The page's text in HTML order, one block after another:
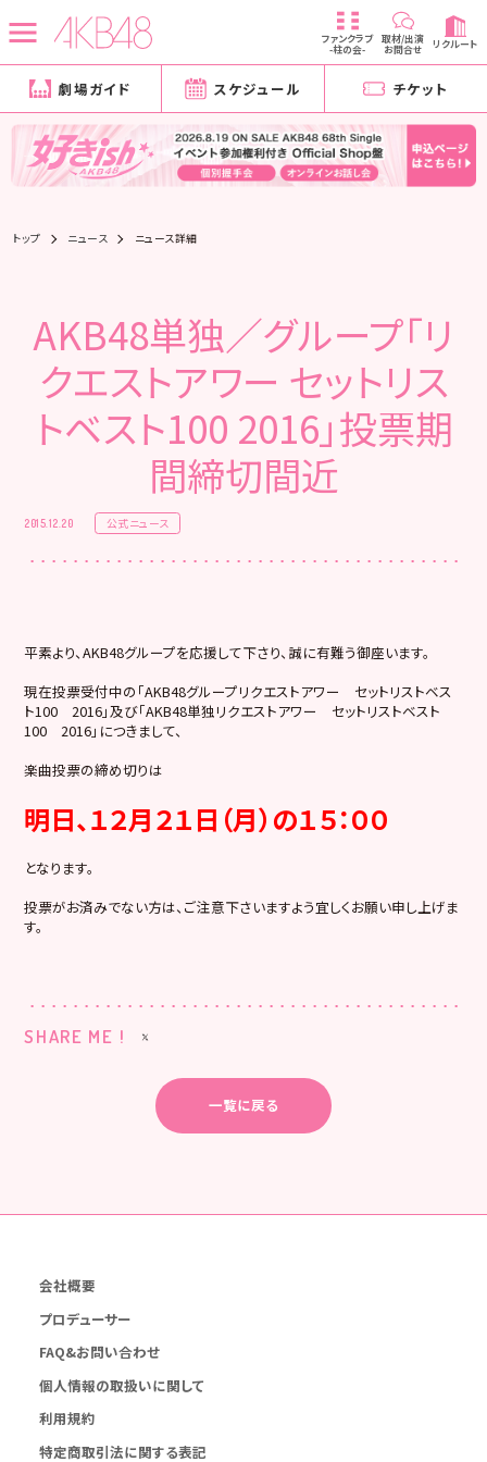
ファンクラブ
-柱の会-
取材/出演
お問合せ リクルート
劇場ガイド スケジュール チケット
トップ ニュース ニュース詳細
AKB48単独／グループ「リ
クエストアワー セットリス
トベスト100 2016」投票期
間締切間近
2015.12.20 公式ニュース
平素より、AKB48グループを応援して下さり、誠に有難う御座います。
現在投票受付中の「AKB48グループリクエストアワー セットリストベス
ト100 2016」及び「AKB48単独リクエストアワー セットリストベスト
100 2016」につきまして、
楽曲投票の締め切りは
明日、１２月２１日（月）の１５：００
となります。
投票がお済みでない方は、ご注意下さいますよう宜しくお願い申し上げま
す。
SHARE ME !
一覧に戻る
会社概要
プロデューサー
FAQ&お問い合わせ
個人情報の取扱いに関して
利用規約
特定商取引法に関する表記